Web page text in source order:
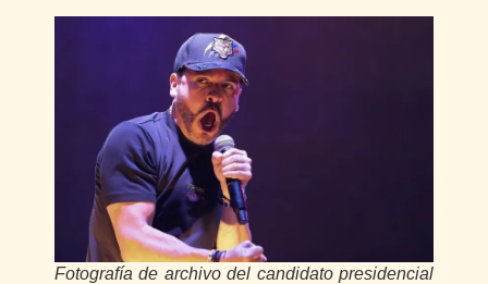
Fotografía de archivo del candidato presidencial